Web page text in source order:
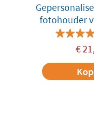
fotohouder
€